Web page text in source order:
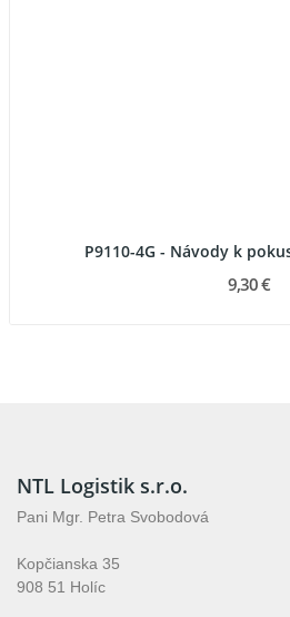
P9110-4G - Návody k
9,30 €
NTL Logistik s.r.o.
Pani Mgr. Petra Svobodová
Kopčianska 35
908 51 Holíc